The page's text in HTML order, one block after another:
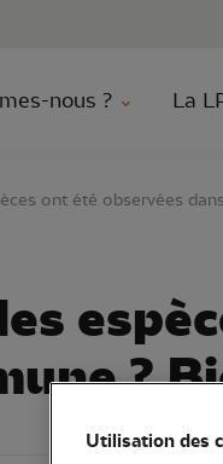
nous ? La
ont été observées
?
Utilisation des